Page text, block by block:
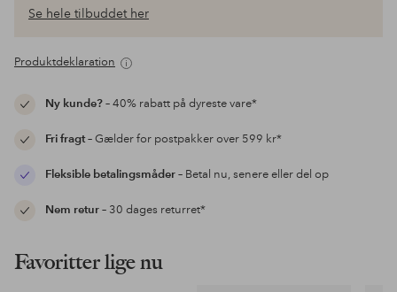
Se hele tilbuddet her
Produktdeklaration
Ny kunde?– 40% rabatt på dyreste vare*
Fri fragt– Gælder for postpakker over 599 kr*
Fleksible betalingsmåder– Betal nu, senere eller del op
Nem retur– 30 dages returret*
Favoritter lige nu